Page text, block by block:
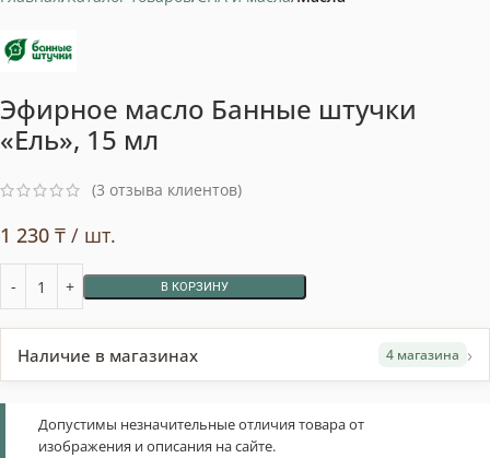
Эфирное масло Банные штучки
«Ель», 15 мл
(3 отзыва клиентов)
1 230 ₸ / шт.
В КОРЗИНУ
Наличие в магазинах 4 магазина ›
Допустимы незначительные отличия товара от
изображения и описания на сайте.